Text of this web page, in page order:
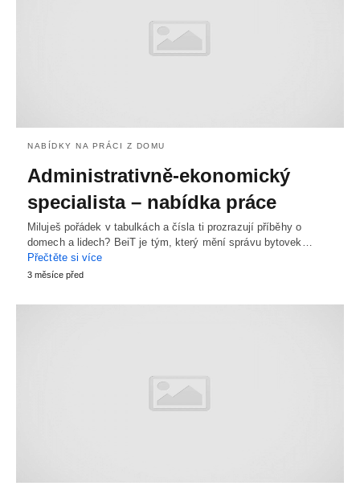
NABÍDKY NA PRÁCI Z DOMU
Administrativně-ekonomický
specialista – nabídka práce
Miluješ pořádek v tabulkách a čísla ti prozrazují příběhy o
domech a lidech? BeiT je tým, který mění správu bytovek…
Přečtěte si více
3 měsíce před